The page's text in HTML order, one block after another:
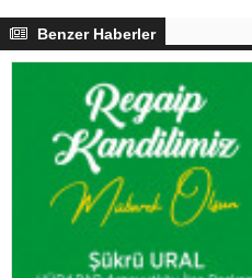
Benzer Haberler